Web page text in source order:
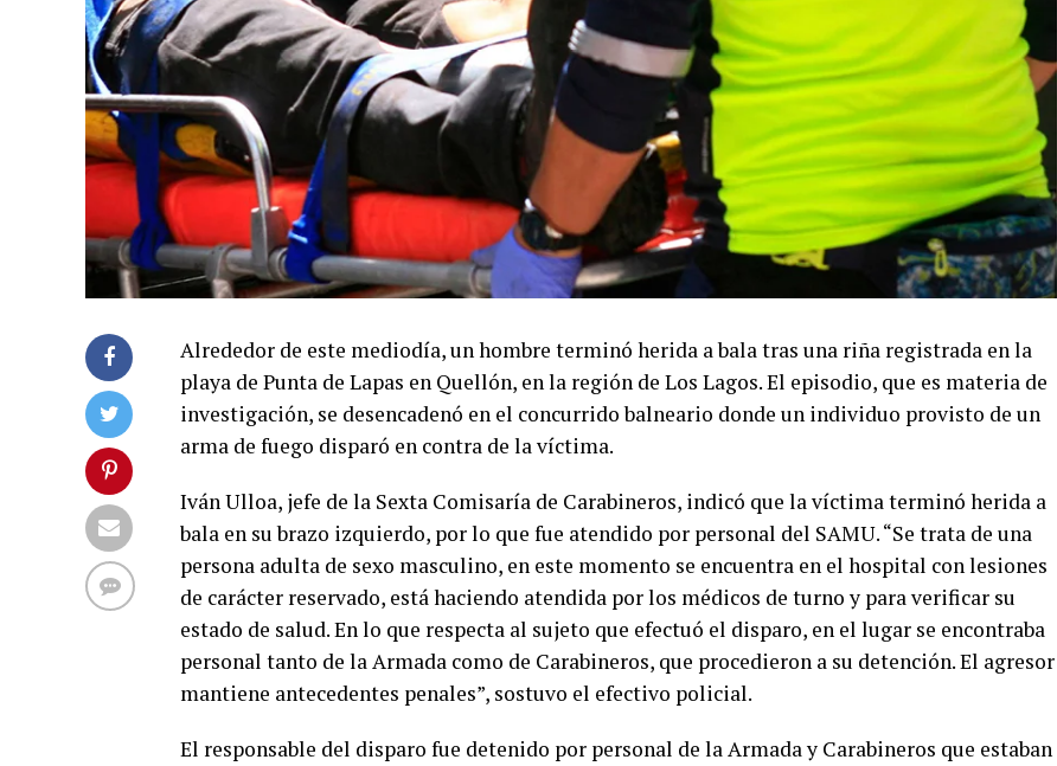
Alrededor de este mediodía, un hombre terminó herida a bala tras una riña registrada en la
playa de Punta de Lapas en Quellón, en la región de Los Lagos. El episodio, que es materia de
investigación, se desencadenó en el concurrido balneario donde un individuo provisto de un
arma de fuego disparó en contra de la víctima.
Iván Ulloa, jefe de la Sexta Comisaría de Carabineros, indicó que la víctima terminó herida a
bala en su brazo izquierdo, por lo que fue atendido por personal del SAMU. “Se trata de una
persona adulta de sexo masculino, en este momento se encuentra en el hospital con lesiones
de carácter reservado, está haciendo atendida por los médicos de turno y para verificar su
estado de salud. En lo que respecta al sujeto que efectuó el disparo, en el lugar se encontraba
personal tanto de la Armada como de Carabineros, que procedieron a su detención. El agresor
mantiene antecedentes penales”, sostuvo el efectivo policial.
El responsable del disparo fue detenido por personal de la Armada y Carabineros que estaban